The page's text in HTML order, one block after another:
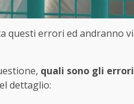
questi errori ed andranno
quali sono gli
dettaglio: